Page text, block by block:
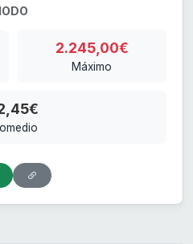
2.245,00€
Máximo